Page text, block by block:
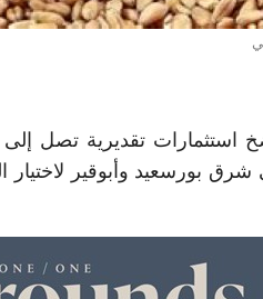
بورسعيد وأبوقير لاختيار